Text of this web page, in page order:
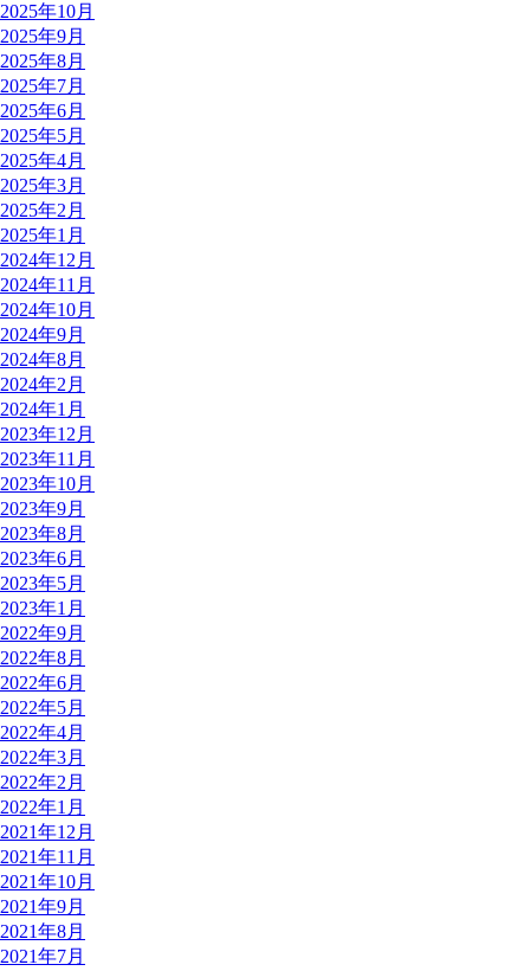
2025年10月
2025年9月
2025年8月
2025年7月
2025年6月
2025年5月
2025年4月
2025年3月
2025年2月
2025年1月
2024年12月
2024年11月
2024年10月
2024年9月
2024年8月
2024年2月
2024年1月
2023年12月
2023年11月
2023年10月
2023年9月
2023年8月
2023年6月
2023年5月
2023年1月
2022年9月
2022年8月
2022年6月
2022年5月
2022年4月
2022年3月
2022年2月
2022年1月
2021年12月
2021年11月
2021年10月
2021年9月
2021年8月
2021年7月